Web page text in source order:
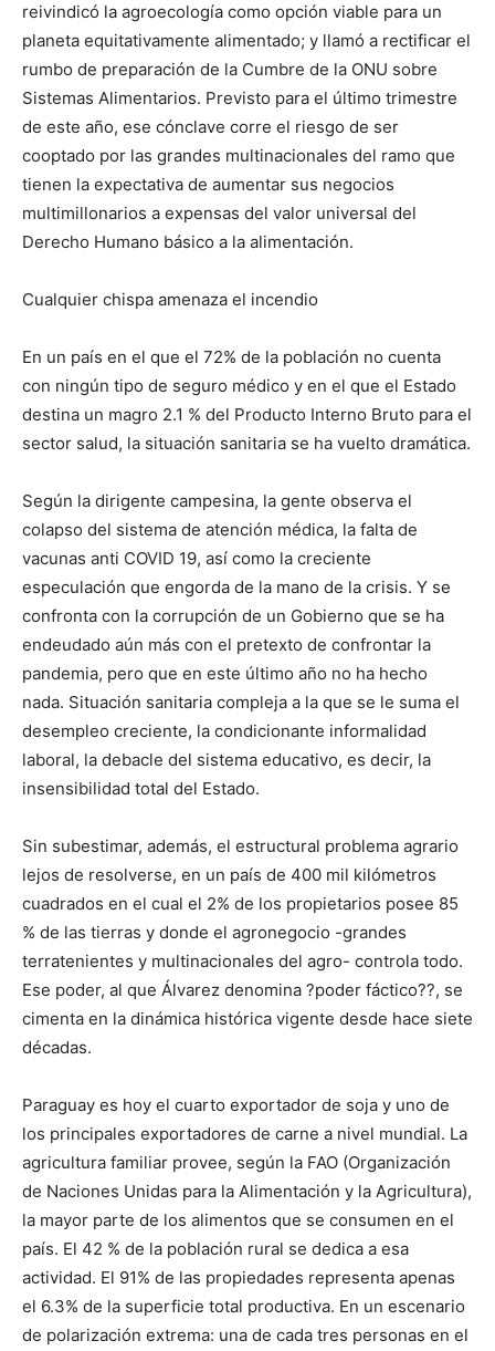
reivindicó la agroecología como opción viable para un
planeta equitativamente alimentado; y llamó a rectificar el
rumbo de preparación de la Cumbre de la ONU sobre
Sistemas Alimentarios. Previsto para el último trimestre
de este año, ese cónclave corre el riesgo de ser
cooptado por las grandes multinacionales del ramo que
tienen la expectativa de aumentar sus negocios
multimillonarios a expensas del valor universal del
Derecho Humano básico a la alimentación.
Cualquier chispa amenaza el incendio
En un país en el que el 72% de la población no cuenta
con ningún tipo de seguro médico y en el que el Estado
destina un magro 2.1 % del Producto Interno Bruto para el
sector salud, la situación sanitaria se ha vuelto dramática.
Según la dirigente campesina, la gente observa el
colapso del sistema de atención médica, la falta de
vacunas anti COVID 19, así como la creciente
especulación que engorda de la mano de la crisis. Y se
confronta con la corrupción de un Gobierno que se ha
endeudado aún más con el pretexto de confrontar la
pandemia, pero que en este último año no ha hecho
nada. Situación sanitaria compleja a la que se le suma el
desempleo creciente, la condicionante informalidad
laboral, la debacle del sistema educativo, es decir, la
insensibilidad total del Estado.
Sin subestimar, además, el estructural problema agrario
lejos de resolverse, en un país de 400 mil kilómetros
cuadrados en el cual el 2% de los propietarios posee 85
% de las tierras y donde el agronegocio -grandes
terratenientes y multinacionales del agro- controla todo.
Ese poder, al que Álvarez denomina ?poder fáctico??, se
cimenta en la dinámica histórica vigente desde hace siete
décadas.
Paraguay es hoy el cuarto exportador de soja y uno de
los principales exportadores de carne a nivel mundial. La
agricultura familiar provee, según la FAO (Organización
de Naciones Unidas para la Alimentación y la Agricultura),
la mayor parte de los alimentos que se consumen en el
país. El 42 % de la población rural se dedica a esa
actividad. El 91% de las propiedades representa apenas
el 6.3% de la superficie total productiva. En un escenario
de polarización extrema: una de cada tres personas en el